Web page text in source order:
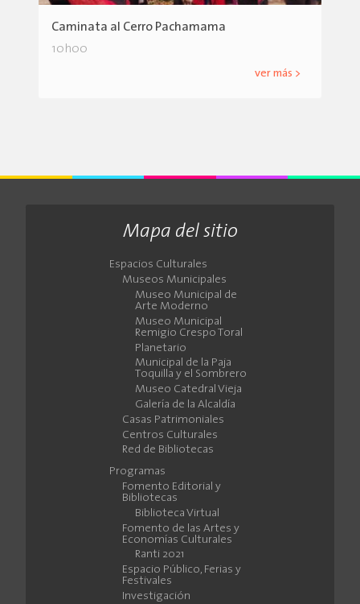
Caminata al Cerro Pachamama
10h00
ver más >
Mapa del sitio
Espacios Culturales
Museos Municipales
Museo Municipal de
Arte Moderno
Museo Municipal
Remigio Crespo Toral
Planetario
Municipal de la Paja
Toquilla y el Sombrero
Museo Catedral Vieja
Galería de la Alcaldía
Casas Patrimoniales
Centros Culturales
Red de Bibliotecas
Programas
Fomento Editorial y
Bibliotecas
Biblioteca Virtual
Fomento de las Artes y
Economías Culturales
Ranti 2021
Espacio Público, Ferias y
Festivales
Investigación